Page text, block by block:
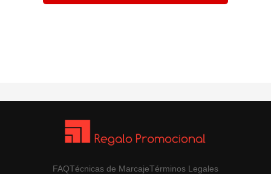
FAQTécnicas de MarcajeTérminos Legales